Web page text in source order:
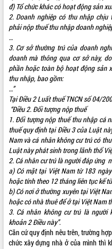
món ăn từ sầu riêng
Đắk Lắk công bố Quy hoạch và xúc
tiến đầu tư tỉnh
Ngành cá ngừ Đắk Lắk chủ động thích
ứng để giữ vững thị trường xuất khẩu
Diễn đàn Kinh tế tư nhân Việt Nam đột
phá cơ chế - Hợp tác công tư
Đề án 06 tạo bước ngoặt đột phá trong
cải cách hành chính tỉnh Đắk Lắk
Kết nối tour, đẩy mạnh chuyển đổi số
để phát triển du lịch Đắk Lắk
Khởi động Dự án Đầu tư xây dựng hạ
tầng kỹ thuật Cụm công nghiệp Tân
Tiến
Gặp mặt các cơ quan báo chí nhân Kỷ
niệm 101 năm Ngày Báo chí Cách
mạng Việt Nam
Đắk Lắk sơ kết 4 năm triển khai thực
hiện Đề án 06 của Chính phủ
Họp báo thông tin về Hội nghị Công bố
Quy hoạch và Xúc tiến đầu tư tỉnh Đắk
đ) Tổ chức khác có hoạt động sản
2. Doanh nghiệp có thu nhập
phải nộp thuế thu nhập doanh
…
3. Cơ sở thường trú của doanh
doanh mà thông qua cơ sở này,
phần hoặc toàn bộ hoạt động sản
thu nhập, bao gồm:
…”
Tại Điều 2 Luất thuế TNCN số 04/
“Điều 2. Đối tượng nộp thuế
1. Đối tượng nộp thuế thu nhập cá
thuế quy định tại Điều 3 của Luật
Nam và cá nhân không cư trú có
Luật này phát sinh trong lãnh thổ
2. Cá nhân cư trú là người đáp ứng
a) Có mặt tại Việt Nam từ 183
hoặc tính theo 12 tháng liên tục kể
b) Có nơi ở thường xuyên tại Việt
hoặc có nhà thuê để ở tại Việt Nam
3. Cá nhân không cư trú là người
khoản 2 Điều này”.
Căn cứ quy định nêu trên, trường
chức xây dựng nhà ở của mình thì